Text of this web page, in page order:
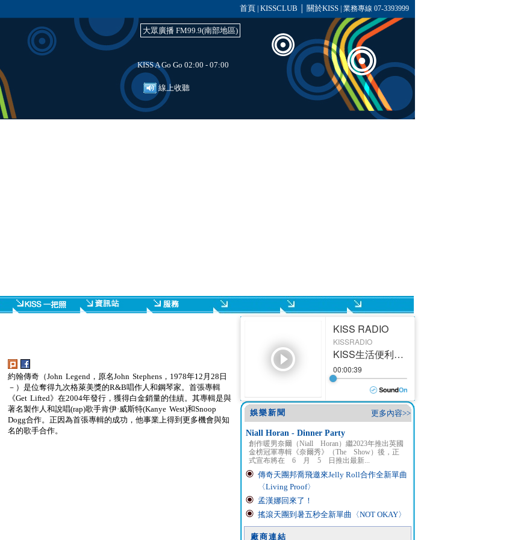
首頁 KISSCLUB 關於KISS| 業務專線 07-3393999
大眾廣播 FM99.9(南部地區)
KISS A Go Go 02:00 - 07:00
線上收聽
約翰傳奇（John Legend，原名John Stephens，1978年12月28日
－）是位奪得九次格萊美獎的R&B唱作人和鋼琴家。首張專輯
《Get Lifted》在2004年發行，獲得白金銷量的佳績。其專輯是與
著名製作人和說唱(rap)歌手肯伊·威斯特(Kanye West)和Snoop
Dogg合作。正因為首張專輯的成功，他事業上得到更多機會與知
名的歌手合作。
更多內容>>
娛樂新聞
Niall Horan - Dinner Party
創作暖男奈爾（Niall Horan）繼2023年推出英國
金榜冠軍專輯《奈爾秀》（The Show）後，正
式宣布將在 6 月 5 日推出最新...
傳奇天團邦喬飛邀來Jelly Roll合作全新單曲
〈Living Proof〉
孟漢娜回來了！
搖滾天團到暑五秒全新單曲〈NOT OKAY〉
廠商連結